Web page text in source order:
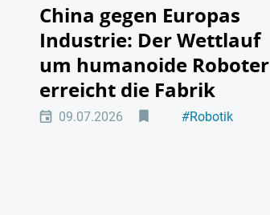
China gegen Europas
Industrie: Der Wettlauf
um humanoide Roboter
erreicht die Fabrik
09.07.2026 #Robotik